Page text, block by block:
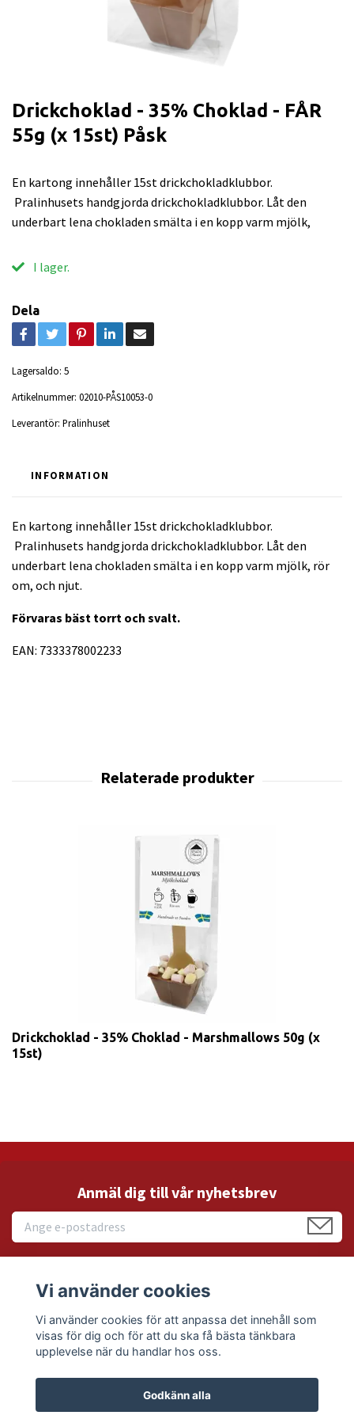
Drickchoklad - 35% Choklad - FÅR
55g (x 15st) Påsk
En kartong innehåller 15st drickchokladklubbor.
Pralinhusets handgjorda drickchokladklubbor. Låt den
underbart lena chokladen smälta i en kopp varm mjölk,
I lager.
Dela
Lagersaldo: 5
Artikelnummer: 02010-PÅS10053-0
Leverantör: Pralinhuset
INFORMATION
En kartong innehåller 15st drickchokladklubbor.
Pralinhusets handgjorda drickchokladklubbor. Låt den
underbart lena chokladen smälta i en kopp varm mjölk, rör
om, och njut.
Förvaras bäst torrt och svalt.
EAN: 7333378002233
Drickchoklad - 35% Choklad - Marshmallows 50g (x
15st)
Anmäl dig till vår nyhetsbrev
Sociala medier
Vi använder cookies
Vi använder cookies för att anpassa det innehåll som
visas för dig och för att du ska få bästa tänkbara
upplevelse när du handlar hos oss.
Godkänn alla